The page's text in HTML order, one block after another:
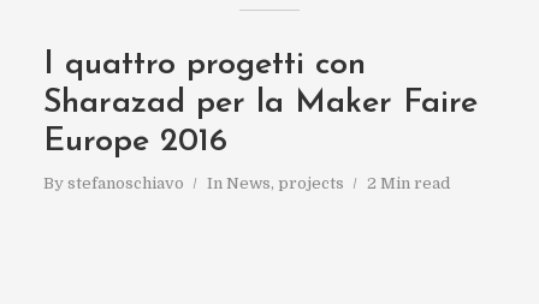
I quattro progetti con
Sharazad per la Maker Faire
Europe 2016
By stefanoschiavo In News, projects 2 Min read